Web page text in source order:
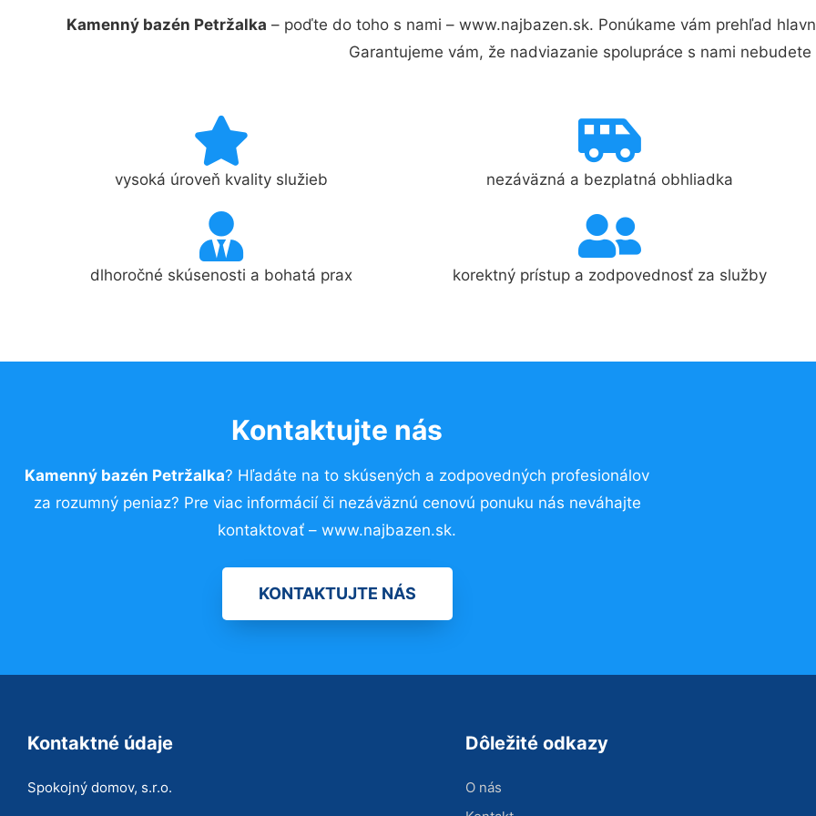
Kamenný bazén Petržalka – poďte do toho s nami – www.najbazen.sk. Ponúkame vám prehľad
Garantujeme vám, že nadviazanie spolupráce s nami
vysoká úroveň kvality služieb nezáväzná a bezplatná obhliadka
dlhoročné skúsenosti a bohatá prax korektný prístup a zodpovednosť za služby
Kontaktujte nás
Kamenný bazén Petržalka? Hľadáte na to skúsených a zodpovedných profesionálov
za rozumný peniaz? Pre viac informácií či nezáväznú cenovú ponuku nás neváhajte
kontaktovať – www.najbazen.sk.
KONTAKTUJTE NÁS
Kontaktné údaje
Spokojný domov, s.r.o.
Dôležité odkazy
O nás